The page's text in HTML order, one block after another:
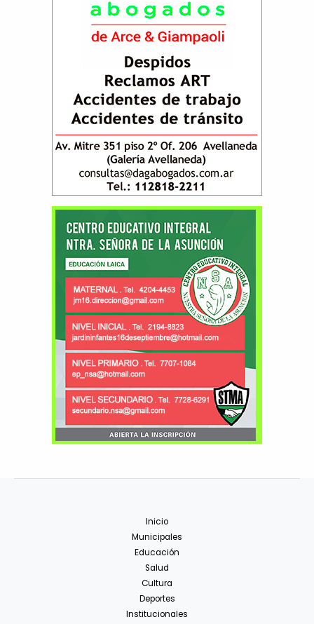
Inicio
Municipales
Educación
Salud
Cultura
Deportes
Institucionales